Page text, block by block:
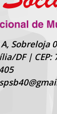
A, Sobreloja
DF | CEP: